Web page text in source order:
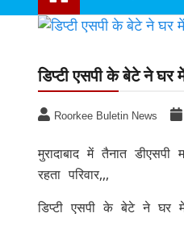
News
डिप्टी एसपी के बेटे ने घर
Roorkee Buletin News
मुरादाबाद में तैनात
रहता परिवार,,,
डिप्टी एसपी के बेटे ने घर